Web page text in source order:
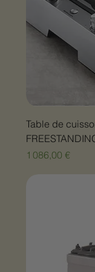
Table de
Prix
1 086,00 €